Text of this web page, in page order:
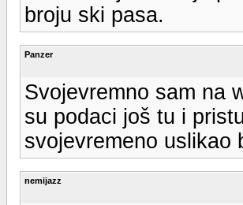
broju ski pasa.
Panzer
Svojevremno sam na
su podaci još tu i
svojevremeno uslikao
nemijazz